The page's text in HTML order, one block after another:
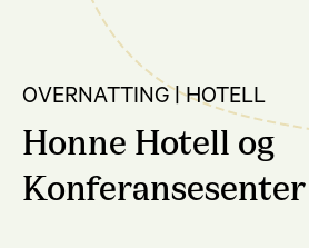
OVERNATTING | HOTELL
Honne Hotell og
Konferansesenter